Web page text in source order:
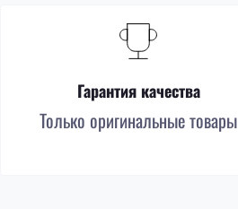
Гарантия качества
Только оригинальные товары